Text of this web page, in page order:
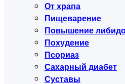
От храпа
Пищеварение
Повышение
Похудение
Псориаз
Сахарный диабет
Суставы